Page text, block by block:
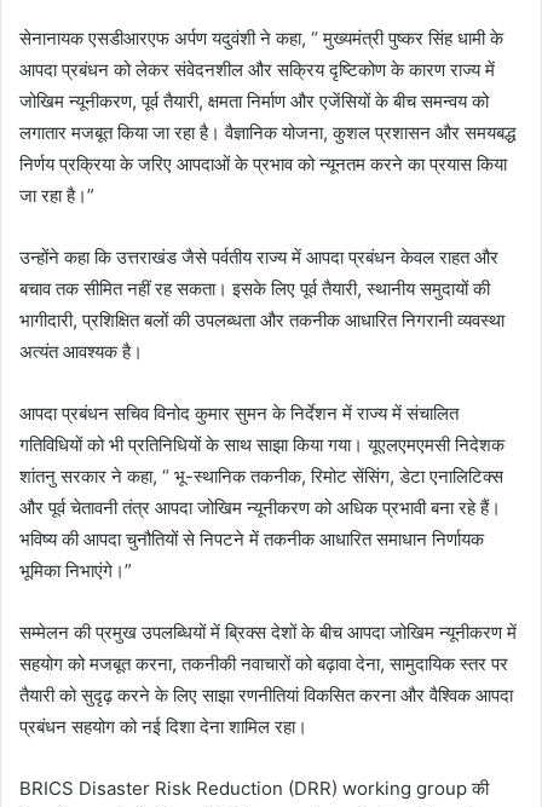
सेनानायक एसडीआरएफ अर्पण यदुवंशी ने कहा, “ मुख्यमंत्री पुष्कर सिंह धामी के
आपदा प्रबंधन को लेकर संवेदनशील और सक्रिय दृष्टिकोण के कारण राज्य में
जोखिम न्यूनीकरण, पूर्व तैयारी, क्षमता निर्माण और एजेंसियों के बीच समन्वय को
लगातार मजबूत किया जा रहा है। वैज्ञानिक योजना, कुशल प्रशासन और समयबद्ध
निर्णय प्रक्रिया के जरिए आपदाओं के प्रभाव को न्यूनतम करने का प्रयास किया
जा रहा है।”
उन्होंने कहा कि उत्तराखंड जैसे पर्वतीय राज्य में आपदा प्रबंधन केवल राहत और
बचाव तक सीमित नहीं रह सकता। इसके लिए पूर्व तैयारी, स्थानीय समुदायों की
भागीदारी, प्रशिक्षित बलों की उपलब्धता और तकनीक आधारित निगरानी व्यवस्था
अत्यंत आवश्यक है।
आपदा प्रबंधन सचिव विनोद कुमार सुमन के निर्देशन में राज्य में संचालित
गतिविधियों को भी प्रतिनिधियों के साथ साझा किया गया। यूएलएमएमसी निदेशक
शांतनु सरकार ने कहा, “ भू-स्थानिक तकनीक, रिमोट सेंसिंग, डेटा एनालिटिक्स
और पूर्व चेतावनी तंत्र आपदा जोखिम न्यूनीकरण को अधिक प्रभावी बना रहे हैं।
भविष्य की आपदा चुनौतियों से निपटने में तकनीक आधारित समाधान निर्णायक
भूमिका निभाएंगे।”
सम्मेलन की प्रमुख उपलब्धियों में ब्रिक्स देशों के बीच आपदा जोखिम न्यूनीकरण में
सहयोग को मजबूत करना, तकनीकी नवाचारों को बढ़ावा देना, सामुदायिक स्तर पर
तैयारी को सुदृढ़ करने के लिए साझा रणनीतियां विकसित करना और वैश्विक आपदा
प्रबंधन सहयोग को नई दिशा देना शामिल रहा।
BRICS Disaster Risk Reduction (DRR) working group की